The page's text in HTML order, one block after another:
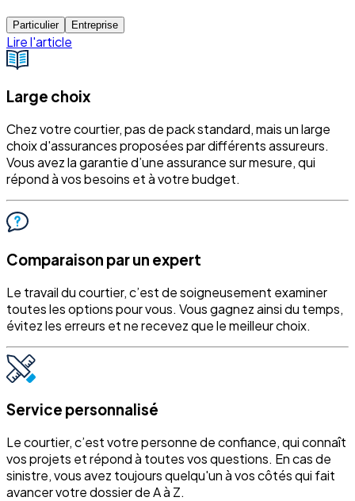
Particulier Entreprise
Lire l'article
Large choix
Chez votre courtier, pas de pack standard, mais un large
choix d'assurances proposées par différents assureurs.
Vous avez la garantie d’une assurance sur mesure, qui
répond à vos besoins et à votre budget.
Comparaison par un expert
Le travail du courtier, c’est de soigneusement examiner
toutes les options pour vous. Vous gagnez ainsi du temps,
évitez les erreurs et ne recevez que le meilleur choix.
Service personnalisé
Le courtier, c’est votre personne de confiance, qui connaît
vos projets et répond à toutes vos questions. En cas de
sinistre, vous avez toujours quelqu'un à vos côtés qui fait
avancer votre dossier de A à Z.